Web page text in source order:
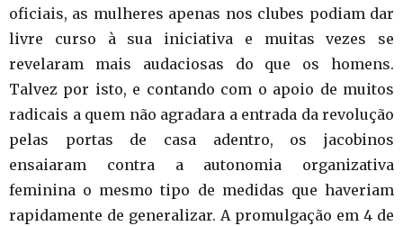
oficiais, as mulheres apenas nos clubes podiam dar
livre curso à sua iniciativa e muitas vezes se
revelaram mais audaciosas do que os homens.
Talvez por isto, e contando com o apoio de muitos
radicais a quem não agradara a entrada da revolução
pelas portas de casa adentro, os jacobinos
ensaiaram contra a autonomia organizativa
feminina o mesmo tipo de medidas que haveriam
rapidamente de generalizar. A promulgação em 4 de